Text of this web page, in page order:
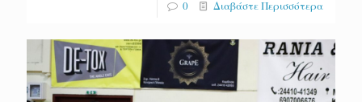
0 Διαβάστε Περισσότερα